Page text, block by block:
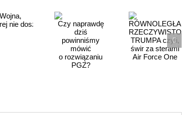
RÓWNOLEGŁA
RZECZYWISTOŚĆ
TRUMPA
czyli, świr
za sterami